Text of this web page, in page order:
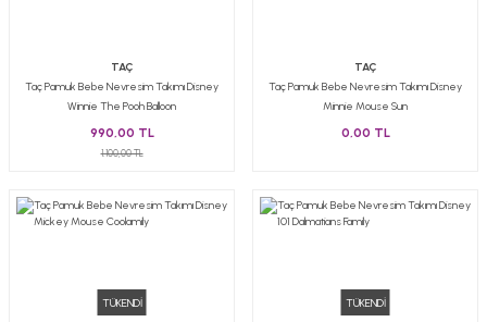
TAÇ
Taç Pamuk Bebe Nevresim Takımı Disney
Winnie The Pooh Balloon
990,00 TL
1.100,00 TL
TAÇ
Taç Pamuk Bebe Nevresim Takımı Disney
Minnie Mouse Sun
0,00 TL
TÜKENDİ TÜKENDİ